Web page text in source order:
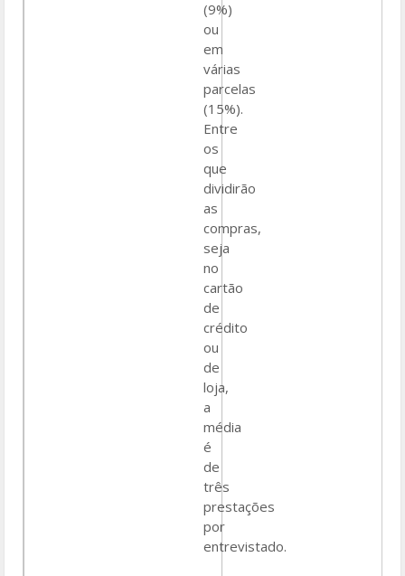
(9%)
ou
em
várias
parcelas
(15%).
Entre
os
que
dividirão
as
compras,
seja
no
cartão
de
crédito
ou
de
loja,
a
média
é
de
três
prestações
por
entrevistado.